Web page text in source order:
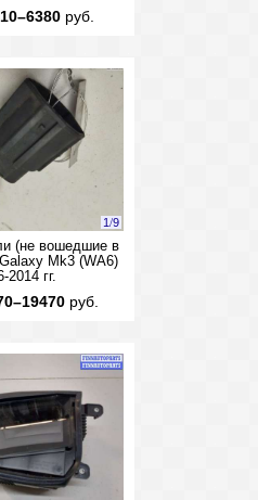
руб.
1/9
(не вошедшие в
Mk3 (WA6)
2014 гг.
руб.